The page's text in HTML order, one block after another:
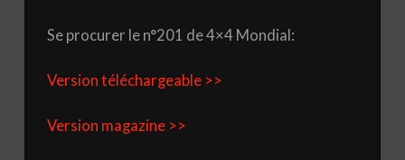
Se procurer le n°201 de 4×4 Mondial:
Version téléchargeable >>
Version magazine >>